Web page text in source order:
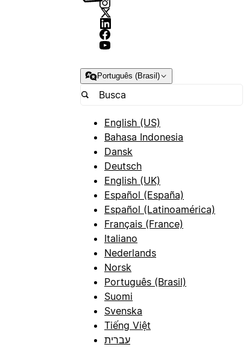
Português (Brasil)
English (US)
Bahasa Indonesia
Dansk
Deutsch
English (UK)
Español (España)
Español (Latinoamérica)
Français (France)
Italiano
Nederlands
Norsk
Português (Brasil)
Suomi
Svenska
Tiếng Việt
עברית